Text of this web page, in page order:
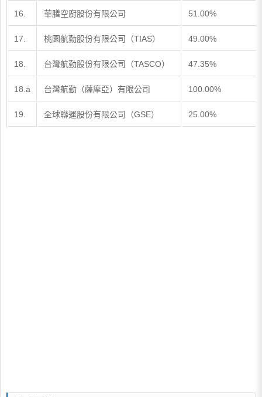
16. 華膳空廚股份有限公司 51.00%
17. 桃園航勤股份有限公司（TIAS） 49.00%
18. 台灣航勤股份有限公司（TASCO） 47.35%
18.a 台灣航勤（薩摩亞）有限公司 100.00%
19. 全球聯運股份有限公司（GSE） 25.00%